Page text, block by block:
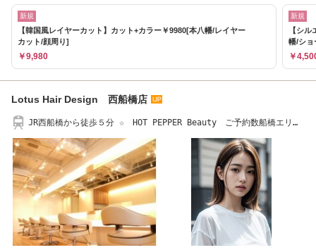
新規
【韓国風レイヤーカット】カット+カラー￥9980[本八幡/レイヤー
カット/顔周り]
￥9,980
新規
【シ
幡/ショ
￥
Lotus Hair Design 西船橋店
JR西船橋から徒歩５分 ☆ HOT PEPPER Beauty ご予約数船橋エリア